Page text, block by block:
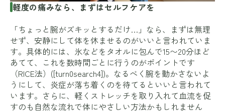
軽度の痛みなら、まずはセルフケアを
「ちょっと腕がズキッとするだけ…」なら、まずは無理
せず、安静にして体を休ませるのがいいと言われていま
す。具体的には、氷などをタオルに包んで15〜20分ほど
あてて、これを数時間ごとに行うのがポイントです
（RICE法）([turn0search4])。なるべく腕を動かさないよ
うにして、炎症が落ち着くのを待てるといいと言われて
います。さらに、軽くストレッチを取り入れて血流を促
すのも自然な流れで体にやさしい方法かもしれません